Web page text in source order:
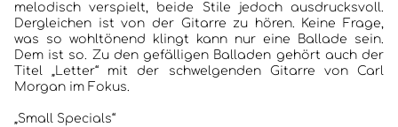
JAZZCLUBS BERLIN
PORTRAITS DER CLUBS
melodisch verspielt, beide Stile jedoch ausdrucksvoll.
Dergleichen ist von der Gitarre zu hören. Keine Frage,
was so wohltönend klingt kann nur eine Ballade sein.
Dem ist so. Zu den gefälligen Balladen gehört auch der
Titel „Letter“ mit der schwelgenden Gitarre von Carl
Morgan im Fokus.
„Small Specials“